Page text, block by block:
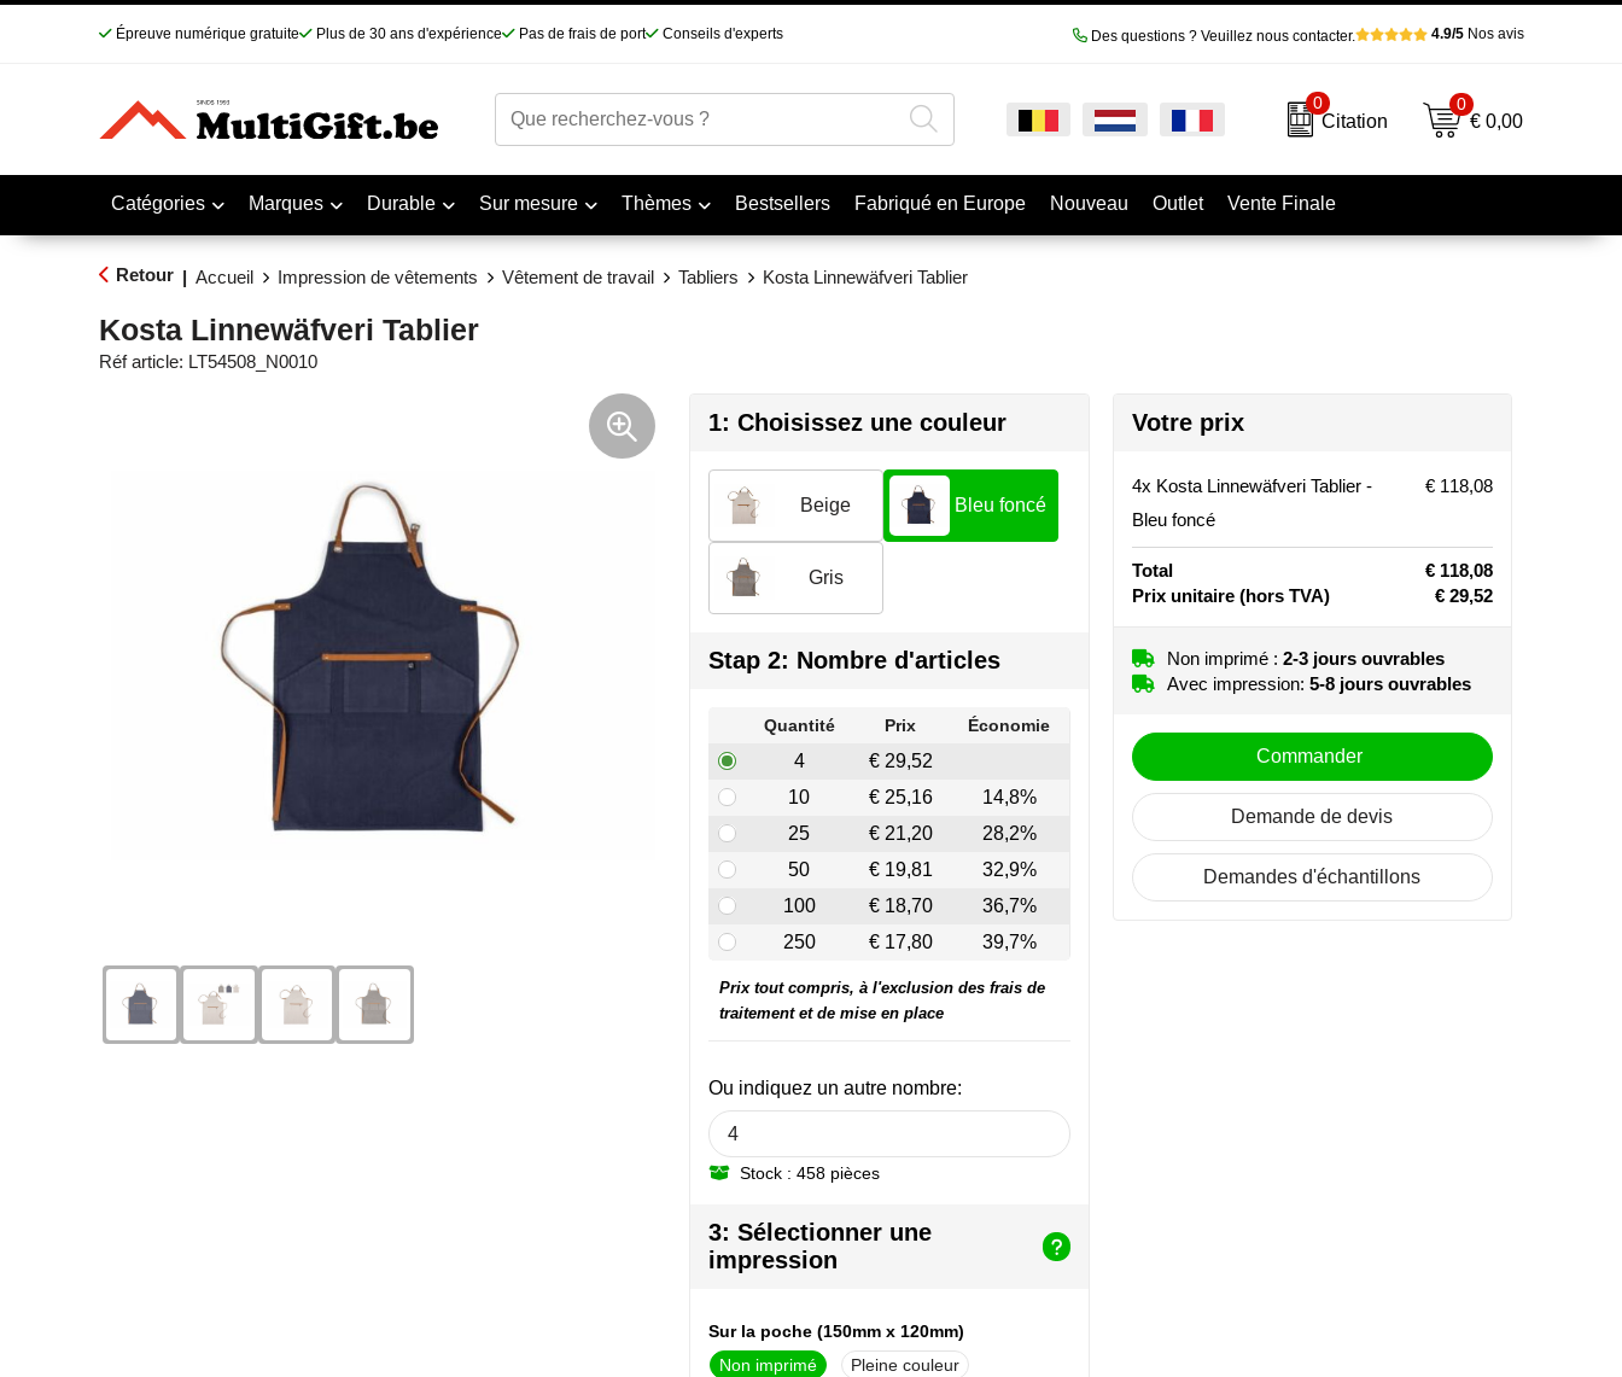
Épreuve numérique gratuite Plus de 30 ans d'expérience Pas de frais de port Conseils d'experts Des questions ? Veuillez nous contacter. 4.9/5Nos avis
0
Citation
0
€ 0,00
Catégories Marques Durable Sur mesure Thèmes Bestsellers Fabriqué en Europe Nouveau Outlet Vente Finale
Retour | Accueil Impression de vêtements Vêtement de travail Tabliers Kosta Linnewäfveri Tablier
Kosta Linnewäfveri Tablier
Réf article: LT54508_N0010
1: Choisissez une couleur
Beige Bleu foncé
Gris
Stap 2: Nombre d'articles
Quantité Prix Économie
4
€ 29,52
10
€ 25,16
14,8%
25
€ 21,20
28,2%
50
€ 19,81
32,9%
100
€ 18,70
36,7%
250
€ 17,80 39,7%
Ou indiquez un autre nombre:
Stock : 458 pièces
Prix tout compris, à l'exclusion des frais de
traitement et de mise en place
3: Sélectionner une
impression
Sur la poche (150mm x 120mm)
Non imprimé
Pleine couleur
Votre prix
4x Kosta Linnewäfveri Tablier -
Bleu foncé
€ 118,08
Total
€ 118,08
Prix unitaire(hors TVA) € 29,52
Non imprimé : 2-3 jours ouvrables
Avec impression: 5-8 jours ouvrables
Commander
Demande de devis
Demandes d'échantillons